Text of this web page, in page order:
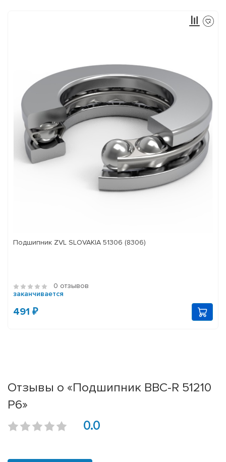
Подшипник ZVL SLOVAKIA 51306 (8306)
0 отзывов
заканчивается
491 ₽
Отзывы о «Подшипник BBC-R 51210
P6»
0.0